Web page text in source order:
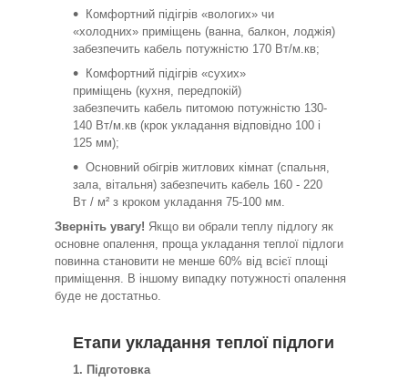
Комфортний підігрів «вологих» чи
«холодних» приміщень (ванна, балкон, лоджія)
забезпечить кабель потужністю 170 Вт/м.кв;
Комфортний підігрів «сухих»
приміщень (кухня, передпокій)
забезпечить кабель питомою потужністю 130-
140 Вт/м.кв (крок укладання відповідно 100 і
125 мм);
Основний обігрів житлових кімнат (спальня,
зала, вітальня) забезпечить кабель 160 - 220
Вт / м² з кроком укладання 75-100 мм.
Зверніть увагу! Якщо ви обрали теплу підлогу як
основне опалення, проща укладання теплої підлоги
повинна становити не менше 60% від всієї площі
приміщення. В іншому випадку потужності опалення
буде не достатньо.
Етапи укладання теплої підлоги
1. Підготовка